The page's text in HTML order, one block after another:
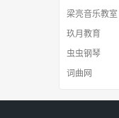
梁亮音乐教室
玖月教育
虫虫钢琴
词曲网